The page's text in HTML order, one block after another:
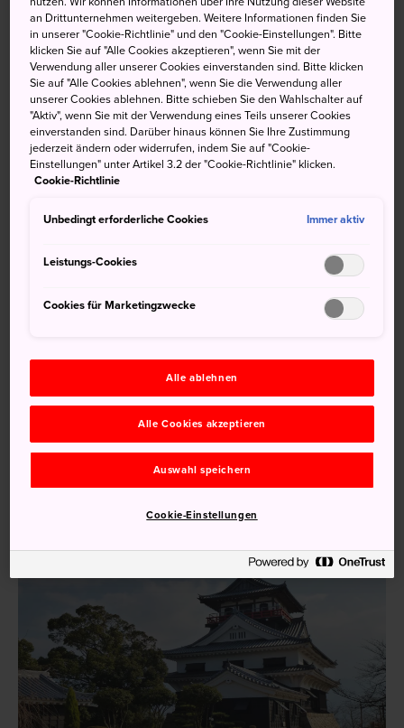
vielfältige, faszinierende Geschichte und ihre Lage am
Meer aus.
Kurzinfo
Vor der Burg befand sich an der gleichen Stelle ein
buddhistischer Tempel
Die ursprüngliche Burg wurde 1337 erbaut, aber nur ihre
Steinmauern sind erhalten geblieben
Aufgrund ihrer zentralen Lage wurde die Burg häufig
Anfahrt
mit dem Auto erreichen.
Nehmen Sie den Schnellzug JR Shiokaze Limited Express
vom Bahnhof Matsuyama zum Bahnhof Kawanoe
(Fahrtdauer ca. eineinhalb Stunden). Vom Bahnhof aus ist
die Burg in nur 15 Gehminuten erreichbar. Wenn Sie das
Auto nutzen, können Sie bei Ihrem Aufenthalt auch
an Drittunternehmen weitergeben. Weitere Informationen finden Sie
in unserer "Cookie-Richtlinie" und den "Cookie-Einstellungen". Bitte
klicken Sie auf "Alle Cookies akzeptieren", wenn Sie mit der
Verwendung aller unserer Cookies einverstanden sind. Bitte klicken
Sie auf "Alle Cookies ablehnen", wenn Sie die Verwendung aller
unserer Cookies ablehnen. Bitte schieben Sie den Wahlschalter auf
"Aktiv", wenn Sie mit der Verwendung eines Teils unserer Cookies
einverstanden sind. Darüber hinaus können Sie Ihre Zustimmung
jederzeit ändern oder widerrufen, indem Sie auf "Cookie-
Einstellungen" unter Artikel 3.2 der "Cookie-Richtlinie" klicken.
Cookie-Richtlinie
Unbedingt erforderliche Cookies Immer aktiv
Leistungs-Cookies
Cookies für Marketingzwecke
Alle ablehnen
Alle Cookies akzeptieren
Auswahl speichern
Cookie-Einstellungen